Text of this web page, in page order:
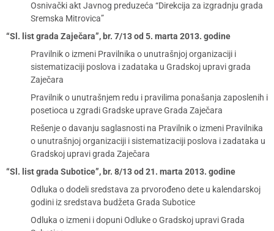
Osnivački akt Javnog preduzeća “Direkcija za izgradnju grada
Sremska Mitrovica”
“Sl. list grada Zaječara”, br. 7/13 od 5. marta 2013. godine
Pravilnik o izmeni Pravilnika o unutrašnjoj organizaciji i
sistematizaciji poslova i zadataka u Gradskoj upravi grada
Zaječara
Pravilnik o unutrašnjem redu i pravilima ponašanja zaposlenih i
posetioca u zgradi Gradske uprave Grada Zaječara
Rešenje o davanju saglasnosti na Pravilnik o izmeni Pravilnika
o unutrašnjoj organizaciji i sistematizaciji poslova i zadataka u
Gradskoj upravi grada Zaječara
“Sl. list grada Subotice”, br. 8/13 od 21. marta 2013. godine
Odluka o dodeli sredstava za prvorođeno dete u kalendarskoj
godini iz sredstava budžeta Grada Subotice
Odluka o izmeni i dopuni Odluke o Gradskoj upravi Grada